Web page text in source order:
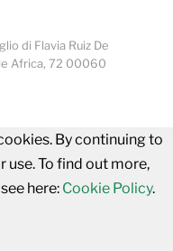
di Flavia Ruiz De
Africa, 72 00060
By continuing to
use. To find out more,
here: Cookie Policy.